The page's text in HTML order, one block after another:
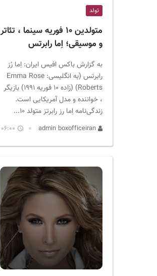
تولد
متولدین ۱۰ فوریه سینما ، تئاتر
و موسیقی؛ اِما رابرتس
به گزارش باکس افیس ایران: اِما رُز
رابرتس (به انگلیسی: Emma Rose
Roberts) (زاده ۱۰ فوریه ۱۹۹۱) بازیگر
، خواننده و مدل آمریکایی است.
زندگی‌نامه اِما رز رابرتز متولد ۱۰...
06:00